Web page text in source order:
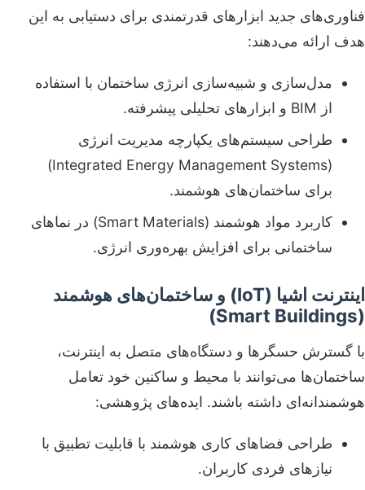
فناوری‌های جدید ابزارهای قدرتمندی برای دستیابی به این
هدف ارائه می‌دهند:
مدل‌سازی و شبیه‌سازی انرژی ساختمان با استفاده
از BIM و ابزارهای تحلیلی پیشرفته.
طراحی سیستم‌های یکپارچه مدیریت انرژی
(Integrated Energy Management Systems)
برای ساختمان‌های هوشمند.
کاربرد مواد هوشمند (Smart Materials) در نماهای
ساختمانی برای افزایش بهره‌وری انرژی.
اینترنت اشیا (IoT) و ساختمان‌های هوشمند
(Smart Buildings)
با گسترش حسگرها و دستگاه‌های متصل به اینترنت،
ساختمان‌ها می‌توانند با محیط و ساکنین خود تعامل
هوشمندانه‌ای داشته باشند. ایده‌های پژوهشی:
طراحی فضاهای کاری هوشمند با قابلیت تطبیق با
نیازهای فردی کاربران.